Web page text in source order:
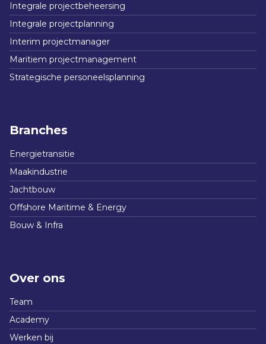
Integrale projectbeheersing
Integrale projectplanning
Interim projectmanager
Maritiem projectmanagement
Strategische personeelsplanning
Branches
Energietransitie
Maakindustrie
Jachtbouw
Offshore Maritime & Energy
Bouw & Infra
Over ons
Team
Academy
Werken bij